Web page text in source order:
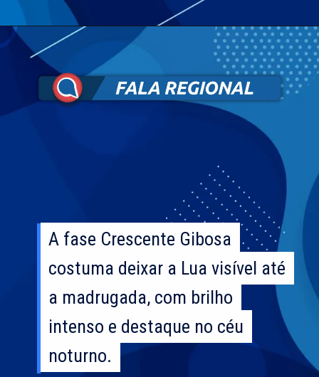
A fase Crescente Gibosa
costuma deixar a Lua visível até
a madrugada, com brilho
intenso e destaque no céu
noturno.
A fase Crescente Gibosa
costuma deixar a Lua visível até
a madrugada, com brilho
intenso e destaque no céu
noturno.